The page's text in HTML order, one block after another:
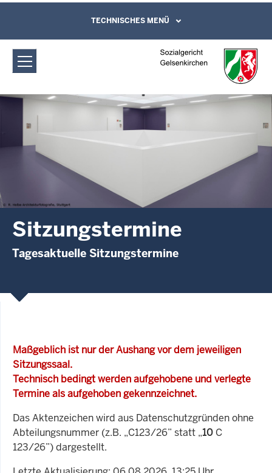
Sozialgericht Gelsenkirchen:
Sitzungstermine
Direkt zum Inhalt
Leichte Sprache, Gebärdensprachenvideo
und Kontaktformular
TECHNISCHES MENÜ
Sitzungstermine
Tagesaktuelle Sitzungstermine
Maßgeblich ist nur der Aushang vor dem jeweiligen
Sitzungssaal.
Technisch bedingt werden aufgehobene und verlegte
Termine als aufgehoben gekennzeichnet.
Das Aktenzeichen wird aus Datenschutzgründen ohne
Abteilungsnummer (z.B. „C123/26” statt „10 C
123/26”) dargestellt.